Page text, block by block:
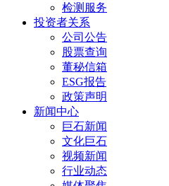
检测服务
投资者关系
公司公告
股票查询
董秘信箱
ESG报告
政策声明
新闻中心
巨石新闻
文化巨石
视频新闻
行业动态